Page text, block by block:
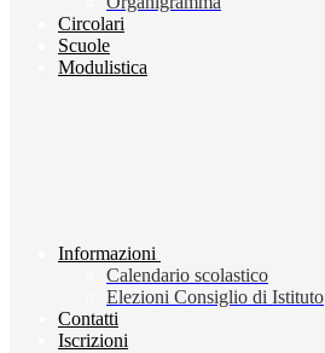
Circolari
Scuole
Modulistica
Informazioni
Calendario scolastico
Elezioni Consiglio di Istituto
Contatti
Iscrizioni